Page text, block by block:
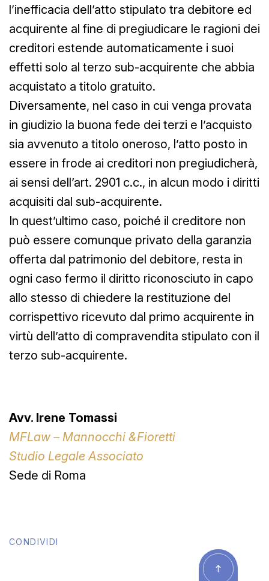
l’inefficacia dell’atto stipulato tra debitore ed
acquirente al fine di pregiudicare le ragioni dei
creditori estende automaticamente i suoi
effetti solo al terzo sub-acquirente che abbia
acquistato a titolo gratuito.
Diversamente, nel caso in cui venga provata
in giudizio la buona fede dei terzi e l’acquisto
sia avvenuto a titolo oneroso, l’atto posto in
essere in frode ai creditori non pregiudicherà,
ai sensi dell’art. 2901 c.c., in alcun modo i diritti
acquisiti dal sub-acquirente.
In quest’ultimo caso, poiché il creditore non
può essere comunque privato della garanzia
offerta dal patrimonio del debitore, resta in
ogni caso fermo il diritto riconosciuto in capo
allo stesso di chiedere la restituzione del
corrispettivo ricevuto dal primo acquirente in
virtù dell’atto di compravendita stipulato con il
terzo sub-acquirente.
Avv. Irene Tomassi
MFLaw – Mannocchi &Fioretti
Studio Legale Associato
Sede di Roma
CONDIVIDI